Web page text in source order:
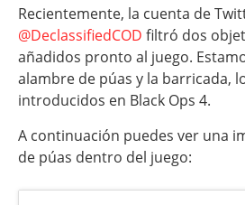
Recientemente, la cuenta de
@DeclassifiedCOD filtró dos
añadidos pronto al juego.
alambre de púas y la barricada,
introducidos en Black Ops 4.
A continuación puedes ver una
de púas dentro del juego: